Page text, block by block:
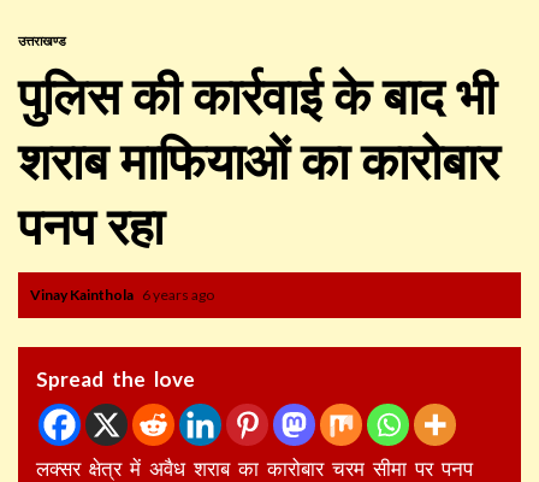
उत्तराखण्ड
पुलिस की कार्रवाई के बाद भी
शराब माफियाओं का कारोबार
पनप रहा
Vinay Kainthola 6 years ago
Spread the love
लक्सर क्षेत्र में अवैध शराब का कारोबार चरम सीमा पर पनप